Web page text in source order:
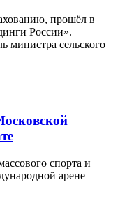
прошёл в
России».
министра сельского
спорта и
арене